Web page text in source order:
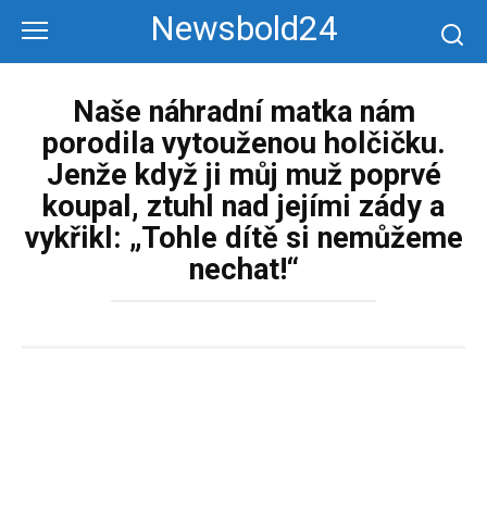
контенту
Newsbold24
Naše náhradní matka nám
porodila vytouženou holčičku.
Jenže když ji můj muž poprvé
koupal, ztuhl nad jejími zády a
vykřikl: „Tohle dítě si nemůžeme
nechat!“